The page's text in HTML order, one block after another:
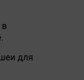
для